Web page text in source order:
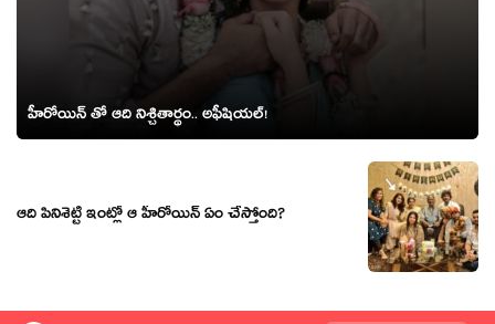
హీరోయిన్ తో ఆది నిశ్చితార్థం.. అఫీషియల్!
ఆది పినిశెట్టి ఇంట్లో ఆ హీరోయిన్ ఏం చేస్తోంది?